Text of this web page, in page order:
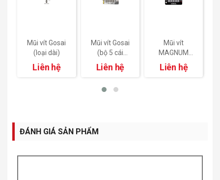
Mũi vít Gosai
(loại dài)
Liên hệ
Mũi vít Gosai
(bộ 5 cái
nhiều màu)
Liên hệ
Mũi vít
MAGNUM
MX đầu đơn
(bộ 5 cái)
Liên hệ
ĐÁNH GIÁ SẢN PHẨM